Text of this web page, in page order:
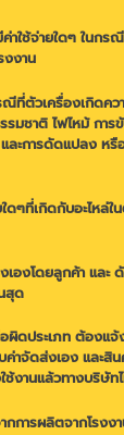
าใช้จ่ายใดๆ ในกร
งงาน
ที่ตัวเครื่องเกิดคว
มชาติ ไฟไหม้ การ
และการดัดแปลง
ดๆที่เกิดกับอะไหล่
เองโดยลูกค้า และ
สุด
ดประเภท ต้องแจ้
าจัดส่งเอง และสิ
ช้งานแล้วทางบริษั
การผลิตจากโรงง